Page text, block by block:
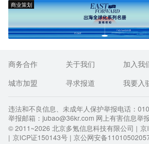
商业策划
商务合作 关于我们 加入我
城市加盟
寻求报道 我要入
违法和不良信息、未成年人保护举报电话：
举报邮箱：jubao@36kr.com 网上有害信息举
© 2011~2026 北京多氪信息科技有限公司 |
| 京ICP证150143号 | 京公网安备